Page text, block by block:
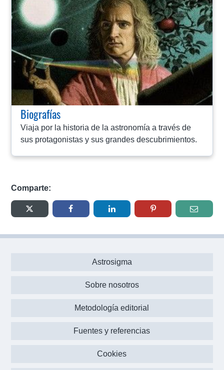
Biografías
Viaja por la historia de la astronomía a través de
sus protagonistas y sus grandes descubrimientos.
Comparte:
Astrosigma
Sobre nosotros
Metodología editorial
Fuentes y referencias
Cookies